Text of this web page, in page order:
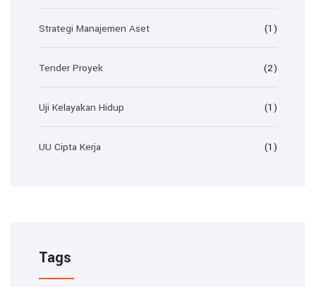
Strategi Manajemen Aset (1)
Tender Proyek (2)
Uji Kelayakan Hidup (1)
UU Cipta Kerja (1)
Tags